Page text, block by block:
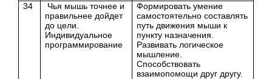
34
Чья мышь точнее и
правильнее дойдет
до цели.
Индивидуальное
программирование
Формировать умение
самостоятельно составлять
путь движения мыши к
пункту назначения.
Развивать логическое
мышление.
Способствовать
взаимопомощи друг другу.